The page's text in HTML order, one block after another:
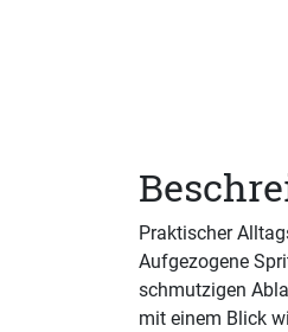
Praktischer
Aufgezogene
schmutzigen
mit einem Blick